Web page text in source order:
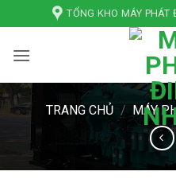
qua
nội
TỔNG KHO MÁY PHÁT
TRANG CHỦ / MÁY